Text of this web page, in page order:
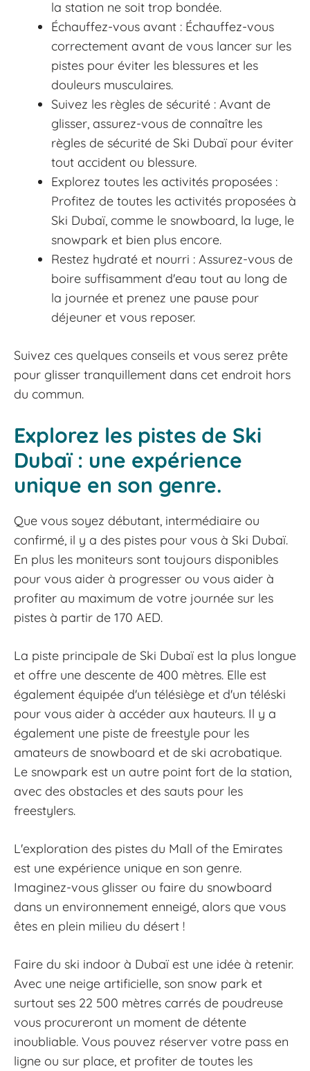
la station ne soit trop bondée.
Échauffez-vous avant : Échauffez-vous
correctement avant de vous lancer sur les
pistes pour éviter les blessures et les
douleurs musculaires.
Suivez les règles de sécurité : Avant de
glisser, assurez-vous de connaître les
règles de sécurité de Ski Dubaï pour éviter
tout accident ou blessure.
Explorez toutes les activités proposées :
Profitez de toutes les activités proposées à
Ski Dubaï, comme le snowboard, la luge, le
snowpark et bien plus encore.
Restez hydraté et nourri : Assurez-vous de
boire suffisamment d'eau tout au long de
la journée et prenez une pause pour
déjeuner et vous reposer.
Suivez ces quelques conseils et vous serez prête
pour glisser tranquillement dans cet endroit hors
du commun.
Explorez les pistes de Ski
Dubaï : une expérience
unique en son genre.
Que vous soyez débutant, intermédiaire ou
confirmé, il y a des pistes pour vous à Ski Dubaï.
En plus les moniteurs sont toujours disponibles
pour vous aider à progresser ou vous aider à
profiter au maximum de votre journée sur les
pistes à partir de 170 AED.
La piste principale de Ski Dubaï est la plus longue
et offre une descente de 400 mètres. Elle est
également équipée d'un télésiège et d'un téléski
pour vous aider à accéder aux hauteurs. Il y a
également une piste de freestyle pour les
amateurs de snowboard et de ski acrobatique.
Le snowpark est un autre point fort de la station,
avec des obstacles et des sauts pour les
freestylers.
L'exploration des pistes du Mall of the Emirates
est une expérience unique en son genre.
Imaginez-vous glisser ou faire du snowboard
dans un environnement enneigé, alors que vous
êtes en plein milieu du désert !
Faire du ski indoor à Dubaï est une idée à retenir.
Avec une neige artificielle, son snow park et
surtout ses 22 500 mètres carrés de poudreuse
vous procureront un moment de détente
inoubliable. Vous pouvez réserver votre pass en
ligne ou sur place, et profiter de toutes les